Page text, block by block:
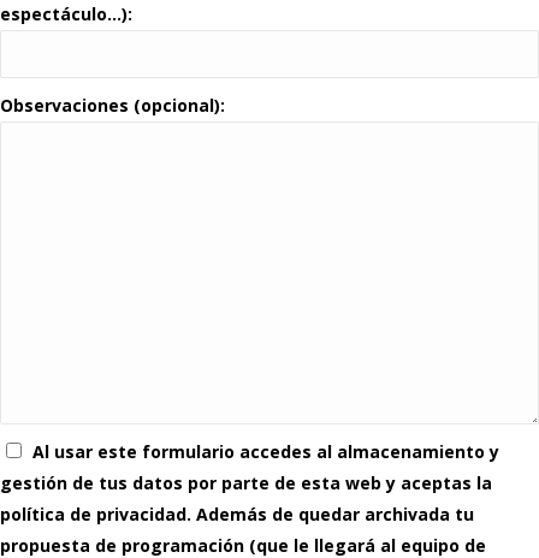
espectáculo…):
Observaciones (opcional):
Al usar este formulario accedes al almacenamiento y
gestión de tus datos por parte de esta web y aceptas la
política de privacidad. Además de quedar archivada tu
propuesta de programación (que le llegará al equipo de